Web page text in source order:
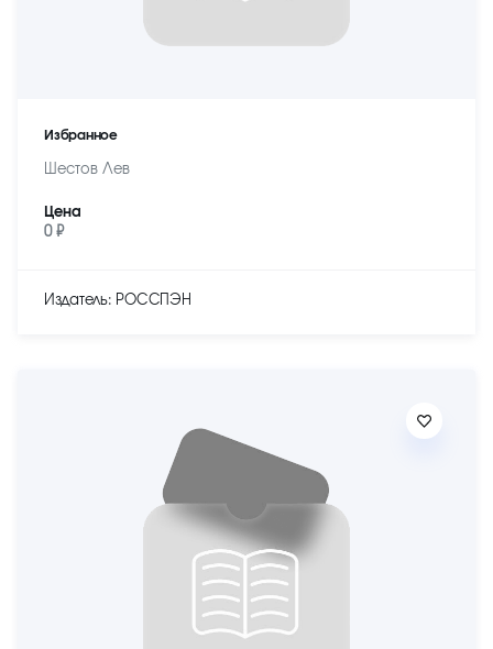
Избранное
Шестов Лев
Цена
0 ₽
Издатель: РОССПЭН